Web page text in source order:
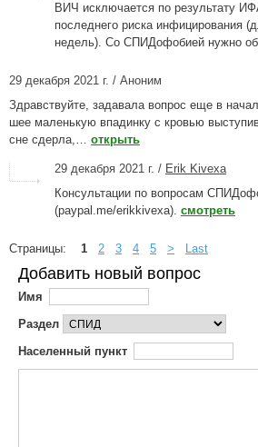
ВИЧ исключается по результату
последнего риска инфицирования
недель). Со СПИДофобией нужно
29 декабря 2021 г. / Аноним
Здравствуйте, задавала вопрос еще в
шее маленькую впадинку с кровью
сне сдерла,… открыть
29 декабря 2021 г. / Erik Kivexa
Консультации по вопросам
(paypal.me/erikkivexa). смотреть
Страницы: 1 2 3 4 5 > Last
Добавить новый вопрос
Имя
Раздел
Населенный пункт